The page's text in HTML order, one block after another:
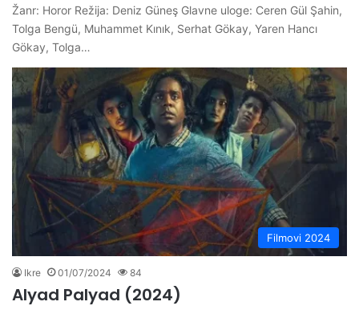
Žanr: Horor Režija: Deniz Güneş Glavne uloge: Ceren Gül Şahin,
Tolga Bengü, Muhammet Kınık, Serhat Gökay, Yaren Hancı
Gökay, Tolga…
Filmovi 2024
Ikre 01/07/2024 84
Alyad Palyad (2024)